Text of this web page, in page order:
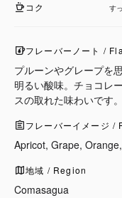
コク す
フレーバーノート /
プルーンやグレープを
明るい酸味。チョコレ
スの取れた味わいです。
フレーバーイメージ
Apricot, Grape,
地域 / Region
Comasagua